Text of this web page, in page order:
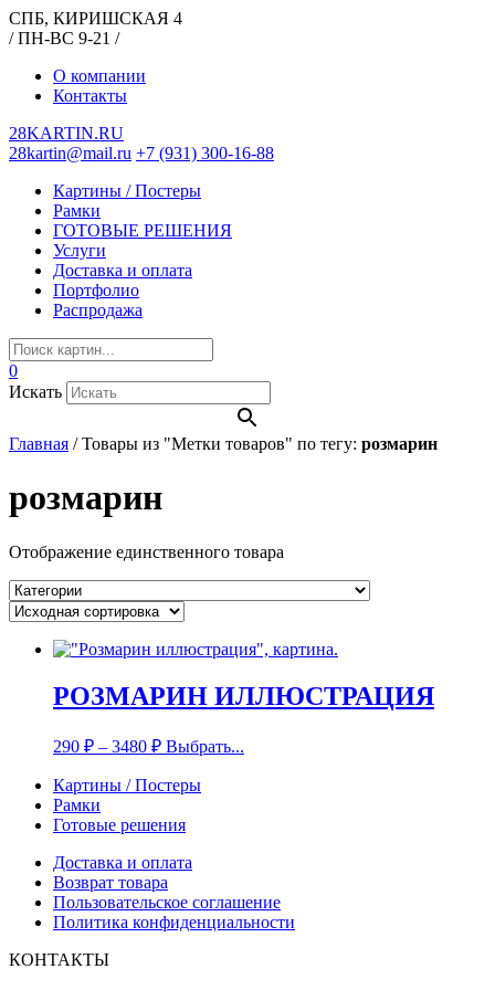
СПБ, КИРИШСКАЯ 4
/ ПН-ВС 9-21 /
О компании
Контакты
28KARTIN.RU
28kartin@mail.ru +7 (931) 300-16-88
Картины / Постеры
Рамки
ГОТОВЫЕ РЕШЕНИЯ
Услуги
Доставка и оплата
Портфолио
Распродажа
0
Искать
Главная /Товары из "Метки товаров" по тегу: розмарин
розмарин
Отображение единственного товара
РОЗМАРИН ИЛЛЮСТРАЦИЯ
290 ₽ – 3480 ₽ Выбрать...
Картины / Постеры
Рамки
Готовые решения
Доставка и оплата
Возврат товара
Пользовательское соглашение
Политика конфиденциальности
КОНТАКТЫ